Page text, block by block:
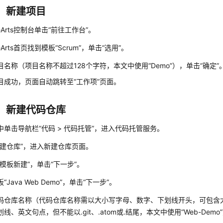
新建项目
控制台单击“前往工作台”。
首页找到模板“Scrum”，单击“选用”。
名称（项目名称不超过128个字符，本文中使用“Demo”），单击“确定”
成功，页面自动跳转至“工作项”页面。
新建代码仓库
单击导航栏“代码 > 代码托管”，进入代码托管服务。
仓库”，进入新建仓库页面。
板新建”，单击“下一步”。
“Java Web Demo”，单击“下一步”。
仓库名称（代码仓库名称需以大小写字母、数字、下划线开头，可包
线、英文句点，但不能以.git、.atom或.结尾，本文中使用“Web-Demo”